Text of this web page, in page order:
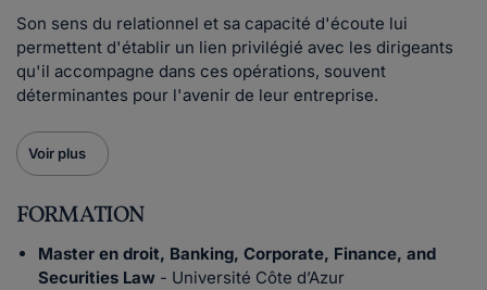
Son sens du relationnel et sa capacité d'écoute lui
permettent d'établir un lien privilégié avec les dirigeants
qu'il accompagne dans ces opérations, souvent
déterminantes pour l'avenir de leur entreprise.
Voir plus
FORMATION
Master en droit, Banking, Corporate, Finance, and
Securities Law - Université Côte d’Azur